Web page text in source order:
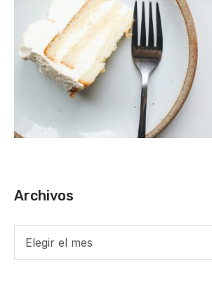
Archivos